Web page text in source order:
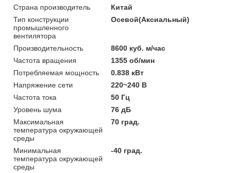
Страна производитель
Китай
Тип конструкции
промышленного
вентилятора
Осевой(Аксиальный)
Производительность
8600 куб. м/час
Частота вращения
1355 об/мин
Потребляемая мощность
0.838 кВт
Напряжение сети
220~240 В
Частота тока
50 Гц
Уровень шума
76 дБ
Максимальная
температура окружающей
среды
70 град.
Минимальная
температура окружающей
среды
-40 град.